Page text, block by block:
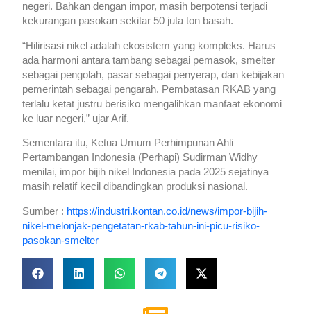
negeri. Bahkan dengan impor, masih berpotensi terjadi
kekurangan pasokan sekitar 50 juta ton basah.
“Hilirisasi nikel adalah ekosistem yang kompleks. Harus
ada harmoni antara tambang sebagai pemasok, smelter
sebagai pengolah, pasar sebagai penyerap, dan kebijakan
pemerintah sebagai pengarah. Pembatasan RKAB yang
terlalu ketat justru berisiko mengalihkan manfaat ekonomi
ke luar negeri,” ujar Arif.
Sementara itu, Ketua Umum Perhimpunan Ahli
Pertambangan Indonesia (Perhapi) Sudirman Widhy
menilai, impor bijih nikel Indonesia pada 2025 sejatinya
masih relatif kecil dibandingkan produksi nasional.
Sumber : https://industri.kontan.co.id/news/impor-bijih-
nikel-melonjak-pengetatan-rkab-tahun-ini-picu-risiko-
pasokan-smelter